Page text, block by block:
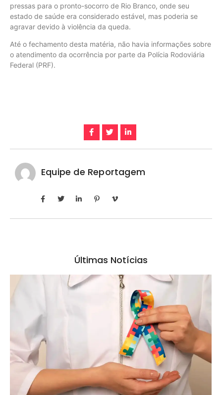
pressas para o pronto-socorro de Rio Branco, onde seu
estado de saúde era considerado estável, mas poderia se
agravar devido à violência da queda.
Até o fechamento desta matéria, não havia informações sobre
o atendimento da ocorrência por parte da Polícia Rodoviária
Federal (PRF).
Equipe de Reportagem
Últimas Notícias